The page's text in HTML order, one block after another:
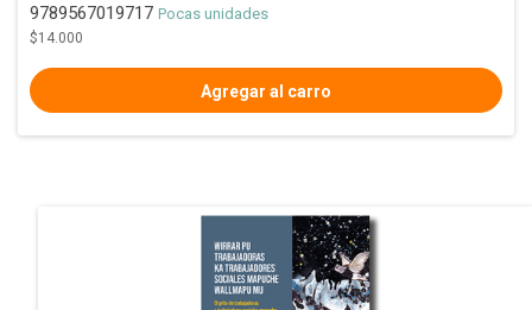
9789567019717 Pocas unidades
$14.000